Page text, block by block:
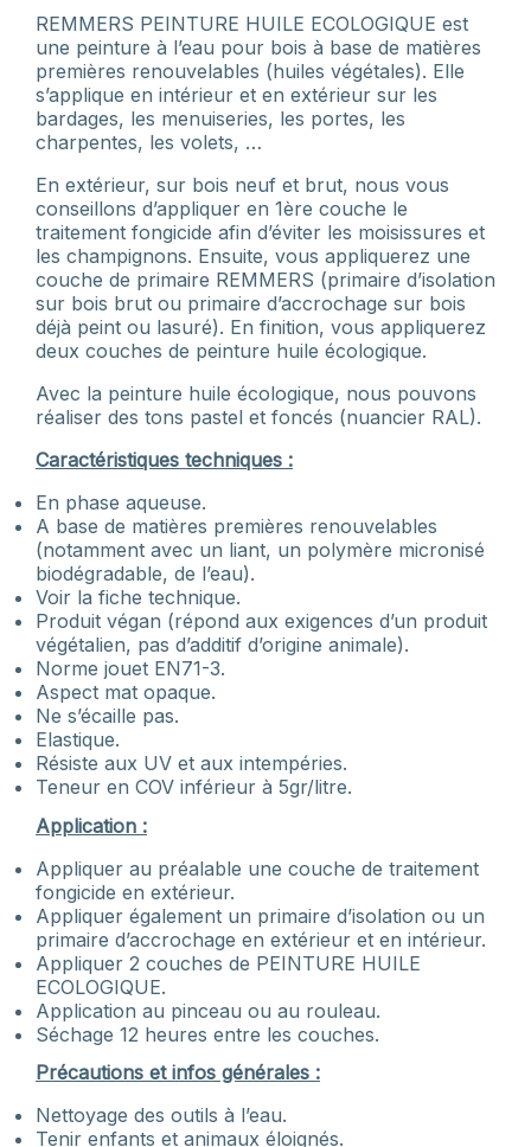
REMMERS PEINTURE HUILE ECOLOGIQUE est
une peinture à l’eau pour bois à base de matières
premières renouvelables (huiles végétales). Elle
s’applique en intérieur et en extérieur sur les
bardages, les menuiseries, les portes, les
charpentes, les volets, …
En extérieur, sur bois neuf et brut, nous vous
conseillons d’appliquer en 1ère couche le
traitement fongicide afin d’éviter les moisissures et
les champignons. Ensuite, vous appliquerez une
couche de primaire REMMERS (primaire d’isolation
sur bois brut ou primaire d’accrochage sur bois
déjà peint ou lasuré). En finition, vous appliquerez
deux couches de peinture huile écologique.
Avec la peinture huile écologique, nous pouvons
réaliser des tons pastel et foncés (nuancier RAL).
Caractéristiques techniques :
En phase aqueuse.
A base de matières premières renouvelables
(notamment avec un liant, un polymère micronisé
biodégradable, de l’eau).
Voir la fiche technique.
Produit végan (répond aux exigences d’un produit
végétalien, pas d’additif d’origine animale).
Norme jouet EN71-3.
Aspect mat opaque.
Ne s’écaille pas.
Elastique.
Résiste aux UV et aux intempéries.
Teneur en COV inférieur à 5gr/litre.
Application :
Appliquer au préalable une couche de traitement
fongicide en extérieur.
Appliquer également un primaire d’isolation ou un
primaire d’accrochage en extérieur et en intérieur.
Appliquer 2 couches de PEINTURE HUILE
ECOLOGIQUE.
Application au pinceau ou au rouleau.
Séchage 12 heures entre les couches.
Précautions et infos générales :
Nettoyage des outils à l’eau.
Tenir enfants et animaux éloignés.